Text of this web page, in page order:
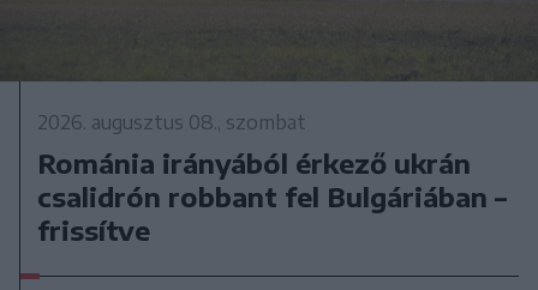
2026. augusztus 08., szombat
Románia irányából érkező ukrán
csalidrón robbant fel Bulgáriában –
frissítve